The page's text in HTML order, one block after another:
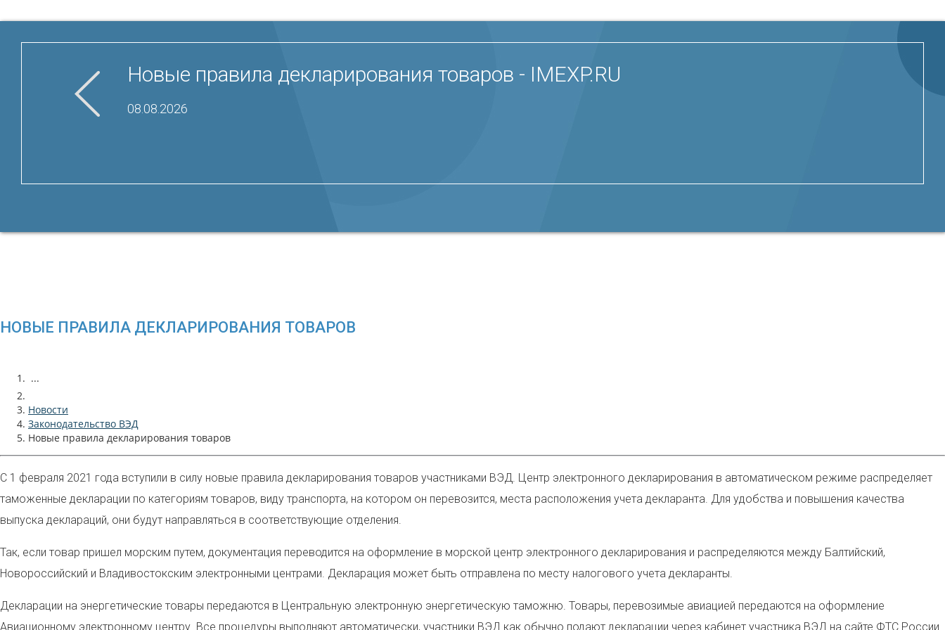
Новые правила декларирования товаров - IMEXP.RU
08.08.2026
НОВЫЕ ПРАВИЛА ДЕКЛАРИРОВАНИЯ ТОВАРОВ
...
Новости
Законодательство ВЭД
Новые правила декларирования товаров
С 1 февраля 2021 года вступили в силу новые правила декларирования товаров участниками ВЭД. Центр электронного декларирования в автоматическом режиме распределяет
таможенные декларации по категориям товаров, виду транспорта, на котором он перевозится, места расположения учета декларанта. Для удобства и повышения качества
выпуска деклараций, они будут направляться в соответствующие отделения.
Так, если товар пришел морским путем, документация переводится на оформление в морской центр электронного декларирования и распределяются между Балтийский,
Новороссийский и Владивостокским электронными центрами. Декларация может быть отправлена по месту налогового учета декларанты.
Декларации на энергетические товары передаются в Центральную электронную энергетическую таможню. Товары, перевозимые авиацией передаются на оформление
Авиационному электронному центру. Все процедуры выполняют автоматически, участники ВЭД как обычно подают декларации через кабинет участника ВЭД на сайте ФТС России.